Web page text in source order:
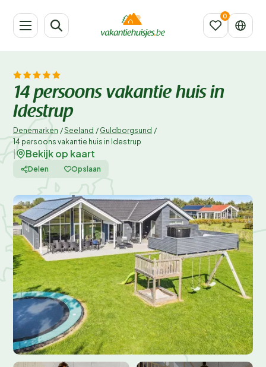
14 persoons vakantie huis in
Idestrup
Denemarken /Seeland / Guldborgsund /
14 persoons vakantie huis in Idestrup
Bekijk op kaart
Delen Opslaan